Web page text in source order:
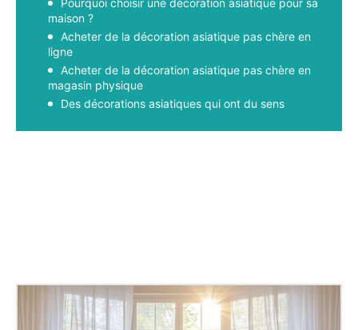
Pourquoi choisir une décoration asiatique pour sa
maison ?
Acheter de la décoration asiatique pas chère en
ligne
Acheter de la décoration asiatique pas chère en
magasin physique
Des décorations asiatiques qui ont du sens